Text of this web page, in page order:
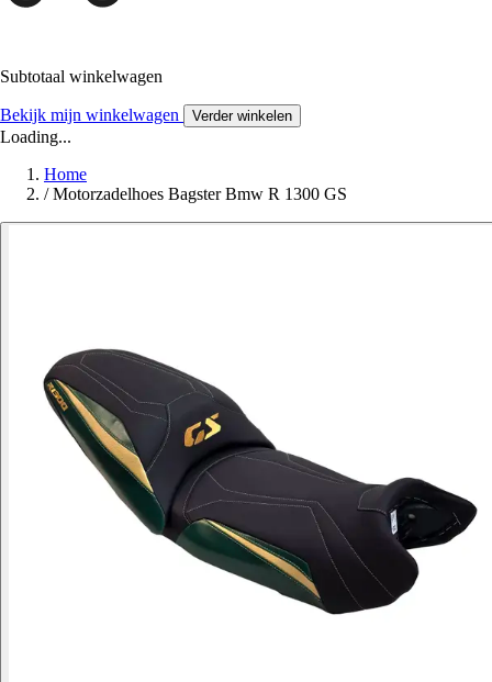
Subtotaal winkelwagen
Bekijk mijn winkelwagen Verder winkelen
Loading...
Home
/ Motorzadelhoes Bagster Bmw R 1300 GS